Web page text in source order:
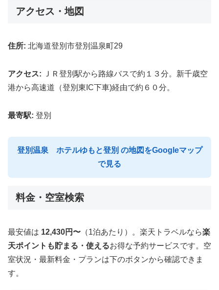
アクセス・地図
住所: 北海道登別市登別温泉町29
アクセス: ＪＲ登別駅から路線バスで約１３分。新千歳空
港から高速道（登別東IC下車)経由で約６０分。
最寄駅: 登別
登別温泉 ホテルゆもと登別 の地図をGoogleマップ
で見る
料金・空室検索
最安値は 12,430円〜 （1泊あたり）。楽天トラベルなら楽
天ポイントも貯まる・使えるお得な予約サービスです。空
室状況・最新料金・プランは下のボタンから確認できま
す。